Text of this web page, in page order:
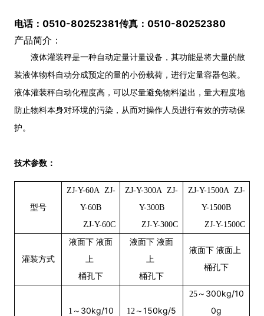
电话： 0510-80252381传真： 0510-80252380
产品简介：
液体灌装秤是一种自动定量计量设备，其功能是将大量的散
装液体物料自动分成预定的量的小份载荷，进行定量容器包装。
液体灌装秤自动化程度高，可以尽量避免物料溢出，量大程度地
防止物料本身对环境的污染，从而对操作人员进行有效的劳动保
护。
技术参数：
型号
ZJ-Y-60A ZJ-
Y-60B
ZJ-Y-60C
ZJ-Y-300A ZJ-
Y-300B
ZJ-Y-300C
ZJ-Y-1500A ZJ-
Y-1500B
ZJ-Y-1500C
灌装方式
液面下 液面
上
桶孔下
液面下 液面
上
桶孔下
液面下 液面上
桶孔下
1 ～30kg/10
12 ～150kg/5
25～300kg/10
0g